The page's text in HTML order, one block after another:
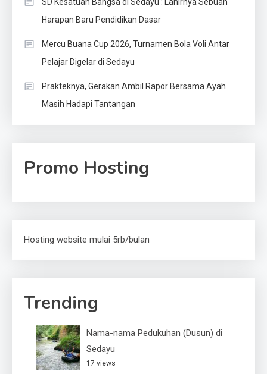
Harapan Baru Pendidikan Dasar
Mercu Buana Cup 2026, Turnamen Bola Voli Antar
Pelajar Digelar di Sedayu
Prakteknya, Gerakan Ambil Rapor Bersama Ayah
Masih Hadapi Tantangan
Promo Hosting
Hosting website mulai 5rb/bulan
Trending
Nama-nama Pedukuhan (Dusun) di
Sedayu
17 views